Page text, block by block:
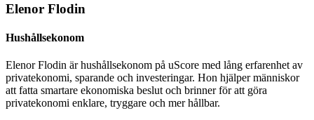
Elenor Flodin
Hushållsekonom
Elenor Flodin är hushållsekonom på uScore med lång erfarenhet av
privatekonomi, sparande och investeringar. Hon hjälper människor
att fatta smartare ekonomiska beslut och brinner för att göra
privatekonomi enklare, tryggare och mer hållbar.